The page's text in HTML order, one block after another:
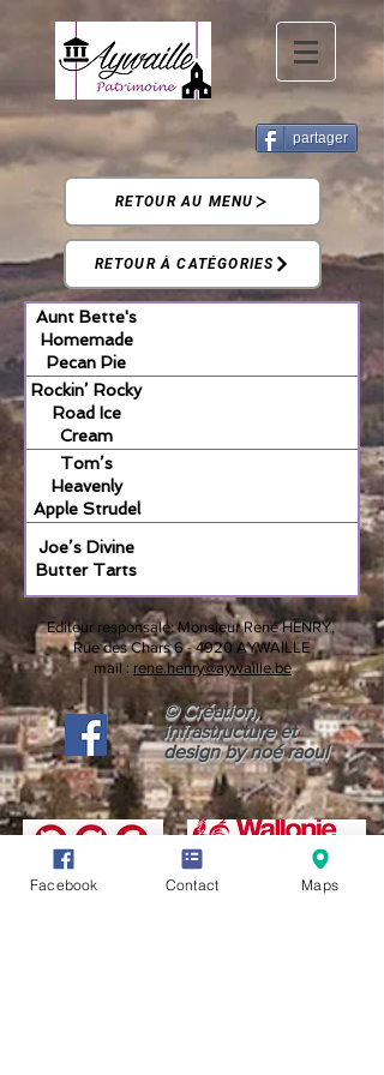
partager
RETOUR AU MENU
RETOUR À CATÉGORIES
Aunt Bette's
Homemade
Pecan Pie
Rockin’ Rocky
Road Ice
Cream
Tom’s
Heavenly
Apple Strudel
Joe’s Divine
Butter Tarts
Editeur responsale:Monsieur René HENRY,
Rue des Chars 6 -4920 AYWAILLE
mail : rene.henry@aywaille.be
© Création,
infrastructure et
design by noé raoul
Facebook Contact Maps